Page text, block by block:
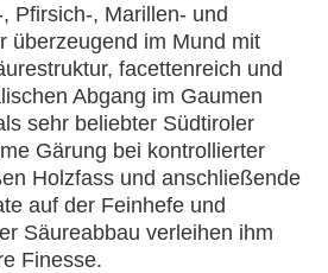
Pfirsich-, Marillen- und
überzeugend im Mund mit
facettenreich und
Abgang im Gaumen
sehr beliebter Südtiroler
Gärung bei kontrollierter
Holzfass und anschließende
auf der Feinhefe und
Säureabbau verleihen ihm
Finesse.